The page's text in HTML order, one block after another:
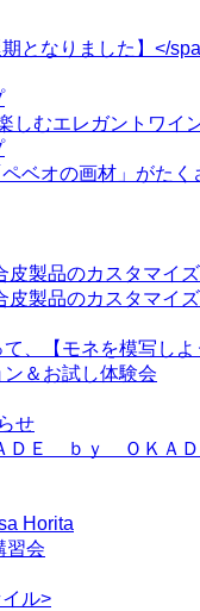
となりました】</
むエレガントワイ
ベオの画材」がたく
皮製品のカスタマ
皮製品のカスタマ
、【モネを模写し
＆お試し体験会
せ
ＤＥ ｂｙ ＯＫＡＤ
Horita
習会
ル>